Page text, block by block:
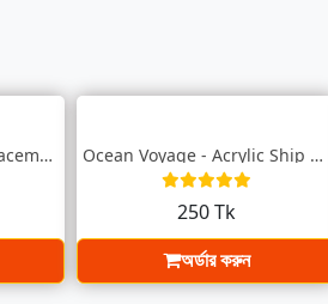
Elegant Gold Pattern Placemat - Durable... Ocean Voyage - Acrylic Ship Paperweight
250 Tk
অর্ডার করুন